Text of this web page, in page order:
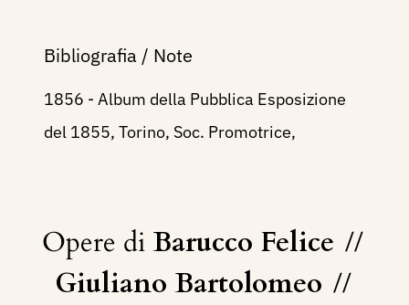
Bibliografia / Note
1856 - Album della Pubblica Esposizione
del 1855, Torino, Soc. Promotrice,
Opere diBarucco Felice //
Giuliano Bartolomeo //